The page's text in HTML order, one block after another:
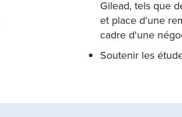
Gilead, tels que
et place d'une
cadre d'une
Soutenir les